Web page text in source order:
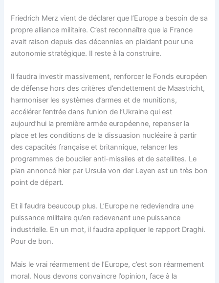
Friedrich Merz vient de déclarer que l’Europe a besoin de sa
propre alliance militaire. C’est reconnaître que la France
avait raison depuis des décennies en plaidant pour une
autonomie stratégique. Il reste à la construire.
Il faudra investir massivement, renforcer le Fonds européen
de défense hors des critères d’endettement de Maastricht,
harmoniser les systèmes d’armes et de munitions,
accélérer l’entrée dans l’union de l’Ukraine qui est
aujourd’hui la première armée européenne, repenser la
place et les conditions de la dissuasion nucléaire à partir
des capacités française et britannique, relancer les
programmes de bouclier anti-missiles et de satellites. Le
plan annoncé hier par Ursula von der Leyen est un très bon
point de départ.
Et il faudra beaucoup plus. L’Europe ne redeviendra une
puissance militaire qu’en redevenant une puissance
industrielle. En un mot, il faudra appliquer le rapport Draghi.
Pour de bon.
Mais le vrai réarmement de l’Europe, c’est son réarmement
moral. Nous devons convaincre l’opinion, face à la